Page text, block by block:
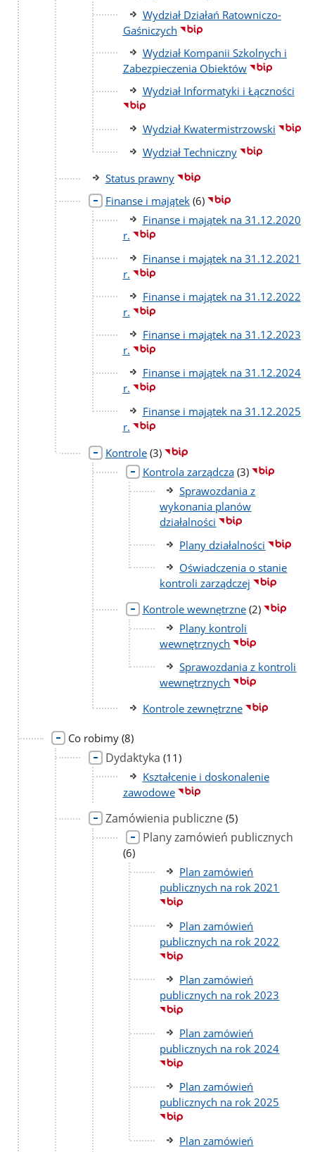
Wydział Działań Ratowniczo-
Gaśniczych
Wydział Kompanii Szkolnych i
Zabezpieczenia Obiektów
Wydział Informatyki i Łączności
Wydział Kwatermistrzowski
Wydział Techniczny
Status prawny
Finanse i majątek liczba
podstron
(6)
Finanse i majątek na 31.12.2020
r.
Finanse i majątek na 31.12.2021
r.
Finanse i majątek na 31.12.2022
r.
Finanse i majątek na 31.12.2023
r.
Finanse i majątek na 31.12.2024
r.
Finanse i majątek na 31.12.2025
r.
Kontrole liczba
podstron
(3)
Kontrola zarządcza liczba
podstron
(3)
Sprawozdania z
wykonania planów
działalności
Plany działalności
Oświadczenia o stanie
kontroli zarządczej
Kontrole wewnętrzne liczba
(2)
Plany kontroli
wewnętrznych
Sprawozdania z kontroli
wewnętrznych
Kontrole zewnętrzne
Co robimy liczba
podstron
(8)
Dydaktyka liczba
podstron
(11)
Kształcenie i doskonalenie
zawodowe
Zamówienia publiczne liczba
podstron
(5)
Plany zamówień publicznych
(6)
Plan zamówień
publicznych na rok 2021
Plan zamówień
publicznych na rok 2022
Plan zamówień
publicznych na rok 2023
Plan zamówień
publicznych na rok 2024
Plan zamówień
publicznych na rok 2025
Plan zamówień